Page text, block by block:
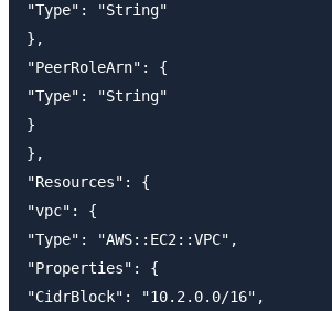
"Type": "String"
},
"PeerRoleArn": {
"Type": "String"
}
},
"Resources": {
"vpc": {
"Type": "AWS::EC2::VPC",
"Properties": {
"CidrBlock": "10.2.0.0/16",